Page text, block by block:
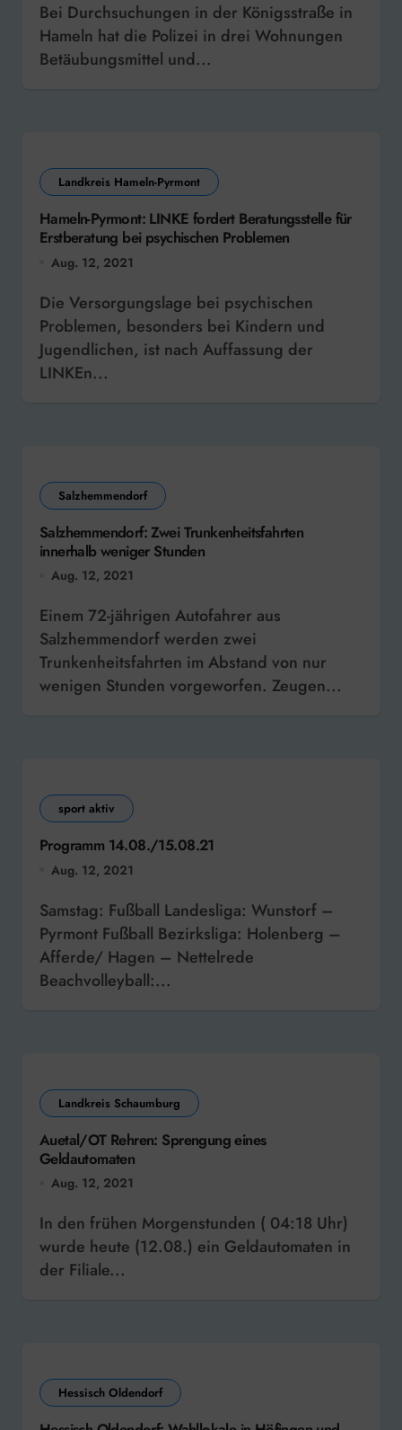
Bei Durchsuchungen in der Königsstraße in
Hameln hat die Polizei in drei Wohnungen
Betäubungsmittel und...
Landkreis Hameln-Pyrmont
Hameln-Pyrmont: LINKE fordert Beratungsstelle für
Erstberatung bei psychischen Problemen
Aug. 12, 2021
Die Versorgungslage bei psychischen
Problemen, besonders bei Kindern und
Jugendlichen, ist nach Auffassung der
LINKEn...
Salzhemmendorf
Salzhemmendorf: Zwei Trunkenheitsfahrten
innerhalb weniger Stunden
Aug. 12, 2021
Einem 72-jährigen Autofahrer aus
Salzhemmendorf werden zwei
Trunkenheitsfahrten im Abstand von nur
wenigen Stunden vorgeworfen. Zeugen...
sport aktiv
Programm 14.08./15.08.21
Aug. 12, 2021
Samstag: Fußball Landesliga: Wunstorf –
Pyrmont Fußball Bezirksliga: Holenberg –
Afferde/ Hagen – Nettelrede
Beachvolleyball:...
Landkreis Schaumburg
Auetal/OT Rehren: Sprengung eines
Geldautomaten
Aug. 12, 2021
In den frühen Morgenstunden ( 04:18 Uhr)
wurde heute (12.08.) ein Geldautomaten in
der Filiale...
Hessisch Oldendorf